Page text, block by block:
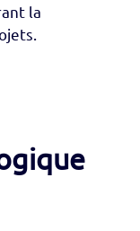
la